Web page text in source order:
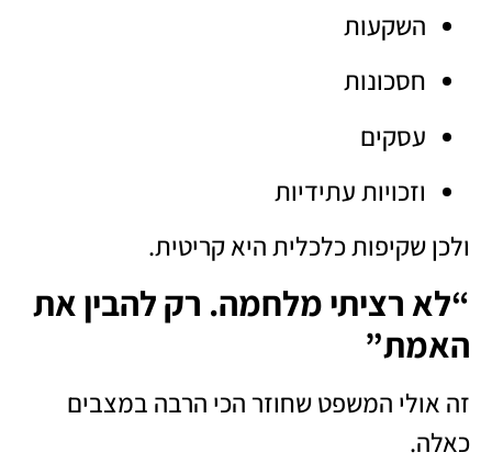
השקעות
חסכונות
עסקים
וזכויות עתידיות
ולכן שקיפות כלכלית היא קריטית.
“לא רציתי מלחמה. רק להבין את
האמת”
זה אולי המשפט שחוזר הכי הרבה במצבים
כאלה.